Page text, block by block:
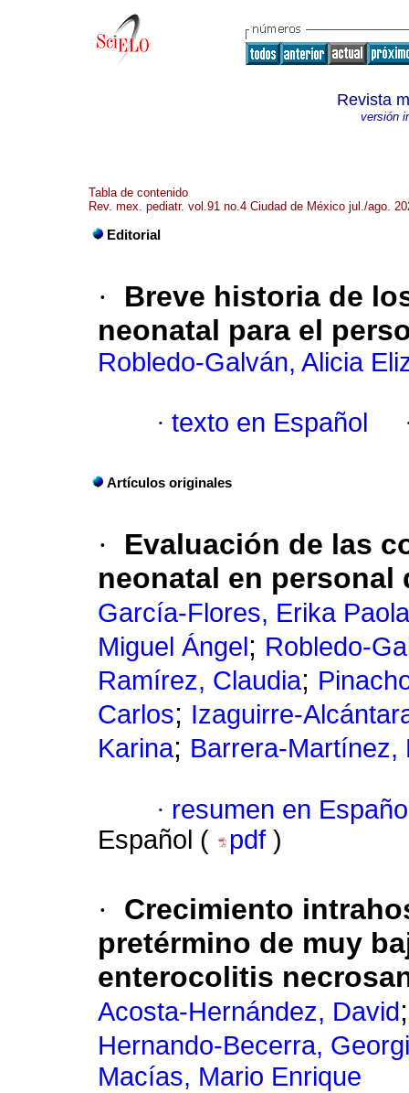
Revista
versión
Tabla de contenido
Rev. mex. pediatr. vol.91 no.4 Ciudad de México jul./ago.
Editorial
·
Breve historia de
neonatal para el
Robledo-Galván, Alicia
· texto en Español
Artículos originales
·
Evaluación de las
neonatal en personal
García-Flores, Erika Paola
Miguel Ángel ; Robledo-
Ramírez, Claudia;
Carlos; Izaguirre-
Karina; Barrera-Martínez,
· resumen en
Español (
pdf )
·
Crecimiento
pretérmino de muy
enterocolitis
Acosta-Hernández, David
Hernando-Becerra,
Macías, Mario Enrique